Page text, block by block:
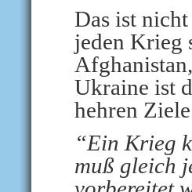
Das ist
jeden Krieg
Ukraine ist
hehren
“Ein Krieg
muß gleich